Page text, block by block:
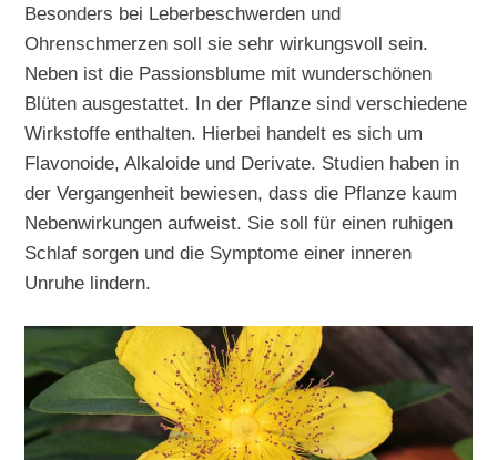
Besonders bei Leberbeschwerden und
Ohrenschmerzen soll sie sehr wirkungsvoll sein.
Neben ist die Passionsblume mit wunderschönen
Blüten ausgestattet. In der Pflanze sind verschiedene
Wirkstoffe enthalten. Hierbei handelt es sich um
Flavonoide, Alkaloide und Derivate. Studien haben in
der Vergangenheit bewiesen, dass die Pflanze kaum
Nebenwirkungen aufweist. Sie soll für einen ruhigen
Schlaf sorgen und die Symptome einer inneren
Unruhe lindern.